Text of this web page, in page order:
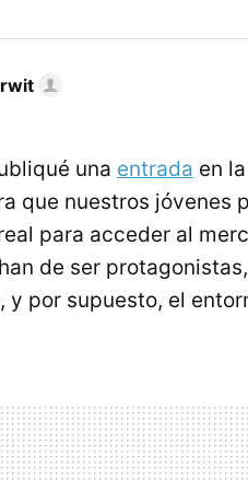
una entrada en
que nuestros jóvenes
para acceder al
de ser
y por supuesto, el